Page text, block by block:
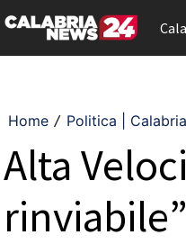
Home / Politica |
Alta
rinviabile”